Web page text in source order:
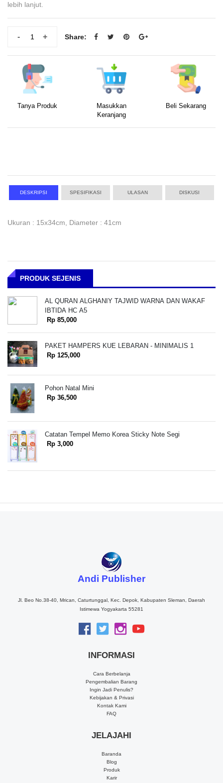
lebih lanjut.
+
- Share:
Tanya Produk
Masukkan
Keranjang
Beli Sekarang
DESKRIPSI SPESIFIKASI ULASAN DISKUSI
Ukuran : 15x34cm, Diameter : 41cm
PRODUK SEJENIS
AL QURAN ALGHANIY TAJWID WARNA DAN WAKAF
IBTIDA HC A5
Rp 85,000
PAKET HAMPERS KUE LEBARAN - MINIMALIS 1
Rp 125,000
Pohon Natal Mini
Rp 36,500
Catatan Tempel Memo Korea Sticky Note Segi
Rp 3,000
Andi Publisher
Jl. Beo No.38-40, Mrican, Caturtunggal, Kec. Depok, Kabupaten Sleman, Daerah
Istimewa Yogyakarta 55281
INFORMASI
Cara Berbelanja
Pengembalian Barang
Ingin Jadi Penulis?
Kebijakan & Privasi
Kontak Kami
FAQ
JELAJAHI
Baranda
Blog
Produk
Karir